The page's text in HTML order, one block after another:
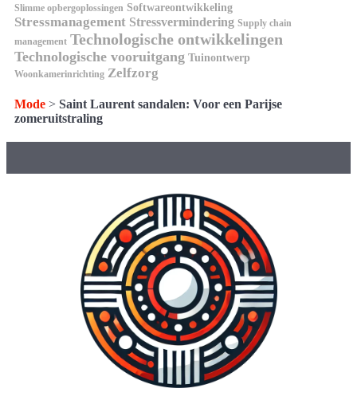
Slimme opbergoplossingen Softwareontwikkeling
Stressmanagement Stressvermindering Supply chain
management Technologische ontwikkelingen
Technologische vooruitgang Tuinontwerp
Woonkamerinrichting Zelfzorg
Mode > Saint Laurent sandalen: Voor een Parijse
zomeruitstraling